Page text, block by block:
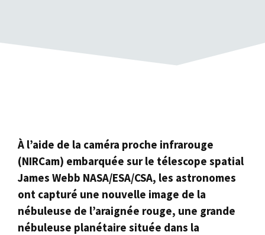
À l’aide de la caméra proche infrarouge
(NIRCam) embarquée sur le télescope spatial
James Webb NASA/ESA/CSA, les astronomes
ont capturé une nouvelle image de la
nébuleuse de l’araignée rouge, une grande
nébuleuse planétaire située dans la